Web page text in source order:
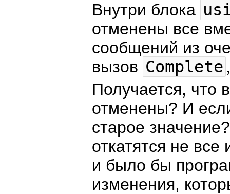
Внутри блока
отменены все
сообщений из
вызов Complete
Получается, что
отменены? И
старое
откатятся не
и было бы
изменения,